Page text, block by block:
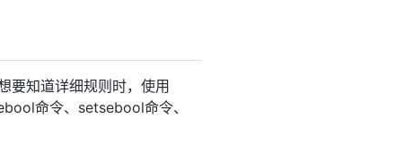
要知道详细规则时，使用
命令、setsebool命令、